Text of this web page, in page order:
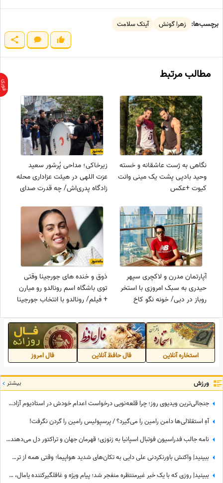
برچسب‌ها: زهرا گونش آیتک سلامت
مطالب مرتبط
نگاهی به ژست عاشقانه و خسته
وحید بادپی پشت یک مینی وانت
کیوت +عکس
زیرخاکی؛ مداحی پُرشور سعید
عزت اللهی در هیئت عزاداری محله
زادگاه پدری‌اش/ چه قدرت صدای
آپارتمان مدرن و لاکچری سپهر
حیدری به سبک امروزی با استخر
روباز در دبی/ خونه نگو کاخ
ذوق و خنده های جورجینا وقتی
توی باشگاه اسم رونالدو رو میارن
+ فیلم/ رونالدو با انتخاب جورجینا
استخاره آنلاین فال حافظ آنلاین فال امروز
ورزش بیشتر
جنجالی‌ترین ویدیوی روز؛ چرا قلعه‌نویی درخواست اعدام خودش در استادیوم آزادی رو کرد؟
آهِ استقلالی‌ها دامن رامین را می‌گیرد؟ / پرسپولیس رامین را گردن نگرفت!
نامه جالب فدراسیون فوتبال اسپانیا به زنوزی؛ قهرمان جهان و تراکتور دل می‌دهند و قلوه می‌گیرند!
ببینید| واکنش باورنکردنی علی دایی به تکان‌های شدید هواپیما؛ وقتی همه از ترس رنگشان پریده بود اما آقای فوتبالیست...
ببینید| روزی که با یک خبر غیرمنتظره منفجر شد؛ پیام ویژه و غافلگیرکننده یامال، ستاره تیم اسپانیا برای دختر 28 ساله داور صداتو چه بود؟